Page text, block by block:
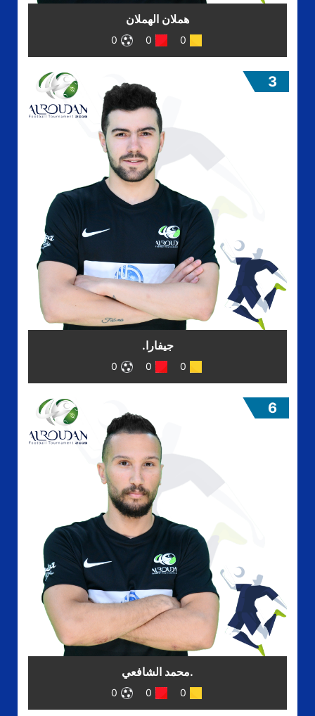
هملان الهملان
0
0
0
جيفارا.
0
0
0
3
.محمد الشافعي
0
0
0
6